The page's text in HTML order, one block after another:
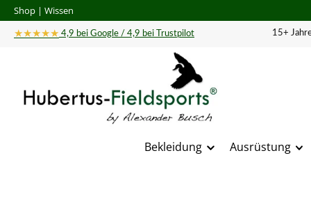
Hauptinhalt springen
Zur Suche springen
Zur Hauptnavigation springen
Shop | Wissen
★★★★★ 4,9 bei Google / 4,9 bei Trustpilot 15+
Bekleidung Ausrüstung